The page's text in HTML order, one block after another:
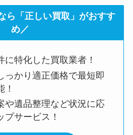
ら「正しい買取」がおすす
め／
に特化した買取業者！
っかり適正価格で最短即
や遺品整理など状況に応
プサービス！